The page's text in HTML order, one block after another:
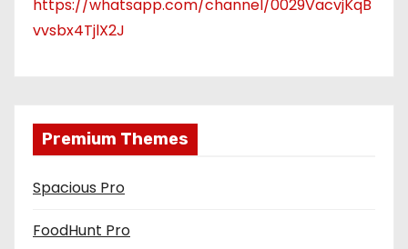
https://whatsapp.com/channel/0029VacvjKqB
vvsbx4TjlX2J
Premium Themes
Spacious Pro
FoodHunt Pro